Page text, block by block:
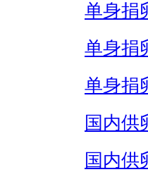
单身捐
单身捐
单身捐
国内供
国内供